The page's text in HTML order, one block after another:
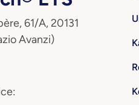
61/A, 20131
Avanzi)